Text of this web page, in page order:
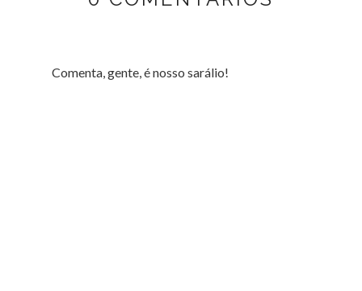
Comenta, gente, é nosso sarálio!